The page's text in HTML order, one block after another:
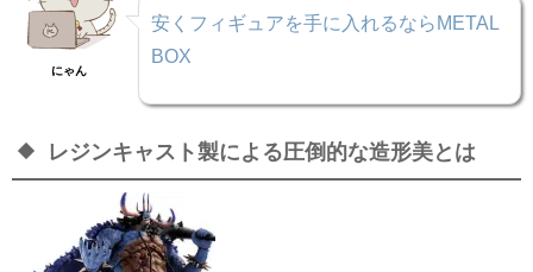
にゃん
安くフィギュアを手に入れるならMETAL
BOX
レジンキャスト製による圧倒的な造形美とは